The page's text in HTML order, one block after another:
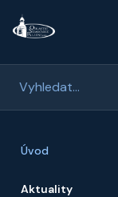
Úvod
Aktuality